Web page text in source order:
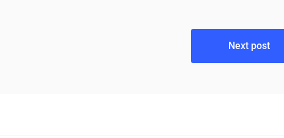
Next post